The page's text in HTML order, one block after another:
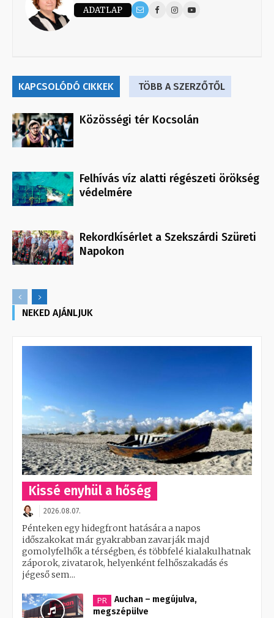
ADATLAP
KAPCSOLÓDÓ CIKKEK TÖBB A SZERZŐTŐL
Közösségi tér Kocsolán
Felhívás víz alatti régészeti örökség
védelmére
Rekordkísérlet a Szekszárdi Szüreti
Napokon
NEKED AJÁNLJUK
Kissé enyhül a hőség
2026.08.07.
Pénteken egy hidegfront hatására a napos
időszakokat már gyakrabban zavarják majd
gomolyfelhők a térségben, és többfelé kialakulhatnak
záporok, zivatarok, helyenként felhőszakadás és
jégeső sem...
PR
Auchan – megújulva,
megszépülve